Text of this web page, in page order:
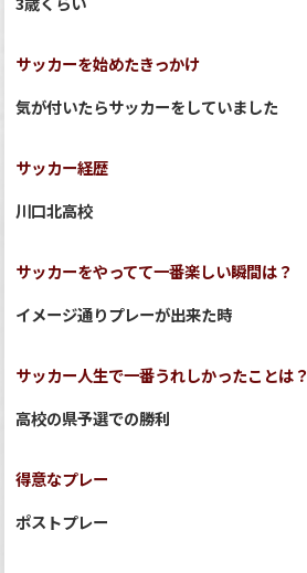
サッカーを始めたきっかけ
気が付いたらサッカーをしていました
サッカー経歴
川口北高校
サッカーをやってて一番楽しい瞬間は？
イメージ通りプレーが出来た時
サッカー人生で一番うれしかったことは？
高校の県予選での勝利
得意なプレー
ポストプレー